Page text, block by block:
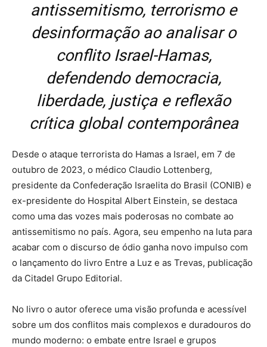
antissemitismo, terrorismo e
desinformação ao analisar o
conflito Israel-Hamas,
defendendo democracia,
liberdade, justiça e reflexão
crítica global contemporânea
Desde o ataque terrorista do Hamas a Israel, em 7 de
outubro de 2023, o médico Claudio Lottenberg,
presidente da Confederação Israelita do Brasil (CONIB) e
ex-presidente do Hospital Albert Einstein, se destaca
como uma das vozes mais poderosas no combate ao
antissemitismo no país. Agora, seu empenho na luta para
acabar com o discurso de ódio ganha novo impulso com
o lançamento do livro Entre a Luz e as Trevas, publicação
da Citadel Grupo Editorial.
No livro o autor oferece uma visão profunda e acessível
sobre um dos conflitos mais complexos e duradouros do
mundo moderno: o embate entre Israel e grupos